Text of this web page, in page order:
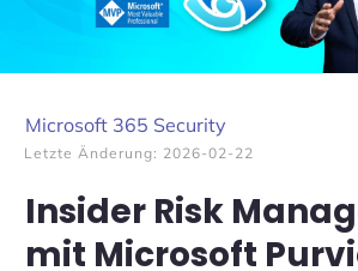
Microsoft 365 Security
Letzte Änderung: 2026-02-22
Insider Risk
mit Microsoft